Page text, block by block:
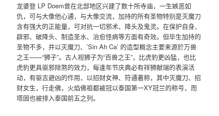
龙婆登 LP Doem曾在北部地区兴建了数十所寺庙，一生嫉恶如
仇，可与大像他心通，与大像交流，加持的所有圣物特别是灭魔刀
含有强大的正能量，可对抗一切邪术、降头及鬼灵。在保护自身、
辟邪、破降头、制造圣水、治愈怪病等方面有奇效。但毕生加持的
圣物不多，并以灭魔刀、’Sin Ah Ca’ 的造型概念主要来源於万兽
之王——“狮子”。古人视狮子为“百兽之王”，比虎豹更凶猛，也比
虎豹更具驱邪除煞的效力，每逢年节庆典必有祥狮献瑞的表演活
动，有驱吉避凶的作用，以招财女神、符通著称，其中灭魔刀、招
财女生，行走佛，火焰佛祖都被冠以泰国第一XY冠兰的称号，而
塔固也被排入泰国前五之列。